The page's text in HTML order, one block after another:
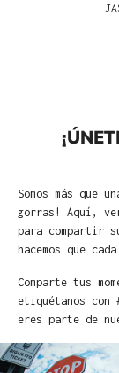
Somos más que
gorras! Aquí,
para compartir
hacemos que
Comparte tus
etiquétanos con
eres parte de